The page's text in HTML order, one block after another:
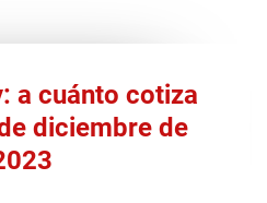
a cuánto cotiza
diciembre de